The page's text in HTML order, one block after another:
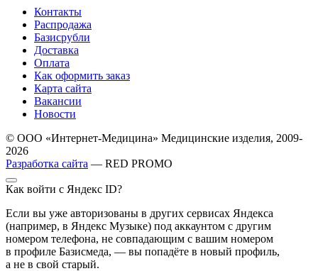
Контакты
Распродажа
Базисрубли
Доставка
Оплата
Как оформить заказ
Карта сайта
Вакансии
Новости
© ООО «Интернет-Медицина» Медицинские изделия, 2009-
2026
Разработка сайта — RED PROMO
Как войти с Яндекс ID?
Если вы уже авторизованы в других сервисах Яндекса
(например, в Яндекс Музыке) под аккаунтом с другим
номером телефона, не совпадающим с вашим номером
в профиле Базисмеда, — вы попадёте в новый профиль,
а не в свой старый.